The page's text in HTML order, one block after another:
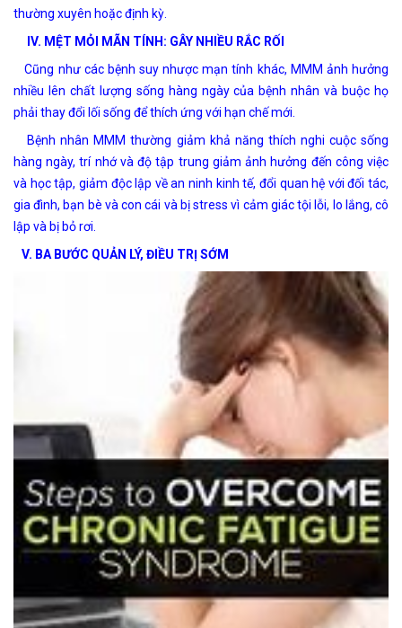
thường xuyên hoặc định kỳ.
IV. MỆT MỎI MÃN TÍNH: GÂY NHIỀU RẮC RỐI
Cũng như các bệnh suy nhược mạn tính khác, MMM ảnh hưởng
nhiều lên chất lượng sống hàng ngày của bệnh nhân và buộc họ
phải thay đổi lối sống để thích ứng với hạn chế mới.
Bệnh nhân MMM thường giảm khả năng thích nghi cuộc sống
hàng ngày, trí nhớ và độ tập trung giảm ảnh hưởng đến công việc
và học tập, giảm độc lập về an ninh kinh tế, đổi quan hệ với đối tác,
gia đình, bạn bè và con cái và bị stress vì cảm giác tội lỗi, lo lắng, cô
lập và bị bỏ rơi.
V. BA BƯỚC QUẢN LÝ, ĐIỀU TRỊ SỚM